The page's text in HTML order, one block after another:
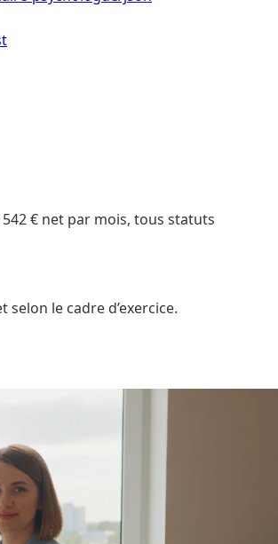
€ net par mois, tous statuts
selon le cadre d’exercice.